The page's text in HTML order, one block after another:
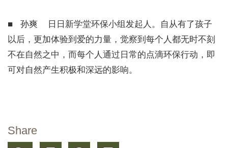
■ 孙爽 日日新学堂环保小组发起人。自从有了孩子
以后，更加体验到爱的力量，觉察到每个人都无时不刻
不在自然之中，而每个人通过日常的点滴环保行动，即
可对自然产生积极和深远的影响。
Share